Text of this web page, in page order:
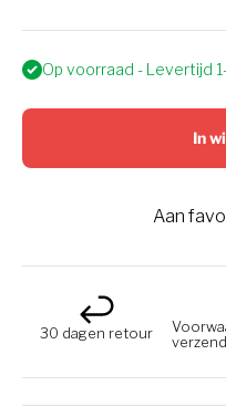
Op voorraad - Levertijd
In
Aan
30 dagen retour